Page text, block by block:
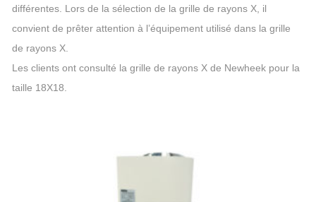
différentes. Lors de la sélection de la grille de rayons X, il
convient de prêter attention à l’équipement utilisé dans la grille
de rayons X.
Les clients ont consulté la grille de rayons X de Newheek pour la
taille 18X18.